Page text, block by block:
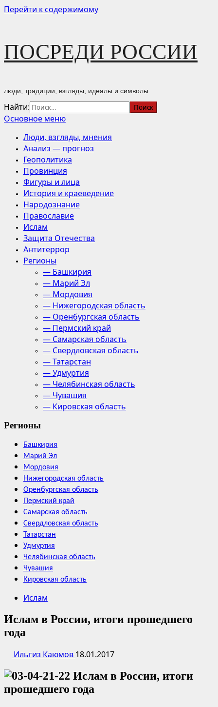
Перейти к содержимому
ПОСРЕДИ РОССИИ
люди, традиции, взгляды, идеалы и символы
Найти:
Основное меню
Люди, взгляды, мнения
Анализ — прогноз
Геополитика
Провинция
Фигуры и лица
История и краеведение
Народознание
Православие
Ислам
Защита Отечества
Антитеррор
Регионы
— Башкирия
— Марий Эл
— Мордовия
— Нижегородская область
— Оренбургская область
— Пермский край
— Самарская область
— Свердловская область
— Татарстан
— Удмуртия
— Челябинская область
— Чувашия
— Кировская область
Регионы
Башкирия
Марий Эл
Мордовия
Нижегородская область
Оренбургская область
Пермский край
Самарская область
Свердловская область
Татарстан
Удмуртия
Челябинская область
Чувашия
Кировская область
Ислам
Ислам в России, итоги прошедшего
года
Ильгиз Каюмов 18.01.2017